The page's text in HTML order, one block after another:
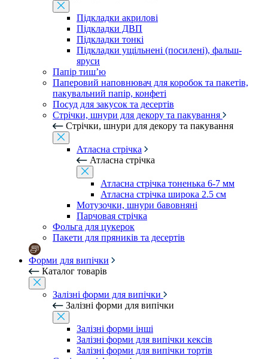
Підкладки акрилові
Підкладки ДВП
Підкладки тонкі
Підкладки ущільнені (посилені), фальш-
яруси
Папір тиш’ю
Паперовий наповнювач для коробок та пакетів,
пакувальний папір, конфеті
Посуд для закусок та десертів
Стрічки, шнури для декору та пакування
Стрічки, шнури для декору та пакування
Атласна стрічка
Атласна стрічка
Атласна стрічка тоненька 6-7 мм
Атласна стрічка широка 2.5 см
Мотузочки, шнури бавовняні
Парчовая стрічка
Фольга для цукерок
Пакети для пряників та десертів
Форми для випічки
Каталог товарів
Залізні форми для випічки
Залізні форми для випічки
Залізні форми інші
Залізні форми для випічки кексів
Залізні форми для випічки тортів